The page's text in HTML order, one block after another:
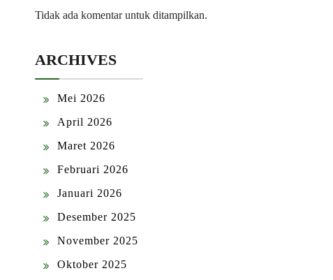
Tidak ada komentar untuk ditampilkan.
ARCHIVES
Mei 2026
April 2026
Maret 2026
Februari 2026
Januari 2026
Desember 2025
November 2025
Oktober 2025